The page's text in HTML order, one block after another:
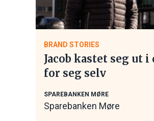
BRAND STORIES
Jacob kastet seg ut
for seg selv
SPAREBANKEN MØRE
Sparebanken Møre